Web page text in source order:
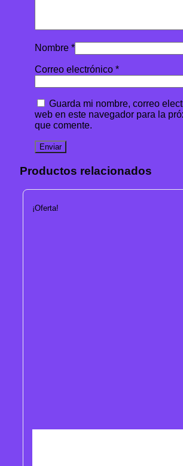
Nombre *
Correo electrónico *
Guarda mi nombre, correo
web en este navegador para la
que comente.
Productos relacionados
¡Oferta!